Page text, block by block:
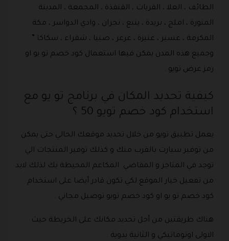
الطائف ، العلا ، القريات ، القنفذة ، المجمعة ، المدينة
المنورة ، املج ، بريدة ، ينبع ، نجران ، وادي الدواسر ، مكة
المكرمة ، عسير ، عنيزة ، عرعر ، صبيا ، شقراء ، سكاكا ”
وجميع هذه المدن يمكن فيها استعمال كود خصم تو يو او
رمز عرض تويو .
كيفية تحديد المكان في برنامج تو يو مع
استخدام كود خصم تويو 50 ؟
يعمل تطبيق تويو من خلال تحديد موقعك الحالي حتى يمكن
من توفير سيارت بالقرب منك و كذلك توفير المنتجات الي
توجد في المتاجر و المقاضي المكاعم المحيطة بك لذلك لابد
من تفعيل خيار الموقع لكي تكون قادر أيضا على استخدام
كود خصم تو يو او كود خصم تويو توصيل مجاني .
هناك طريقتين من أجل تحديد مكانك على الخريطة حيث
الاولى اوتوماتيكي و الثانية يدوية .